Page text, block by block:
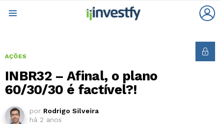
AÇÕES
INBR32 – Afinal, o plano
60/30/30 é factível?!
por Rodrigo Silveira
há 2 anos